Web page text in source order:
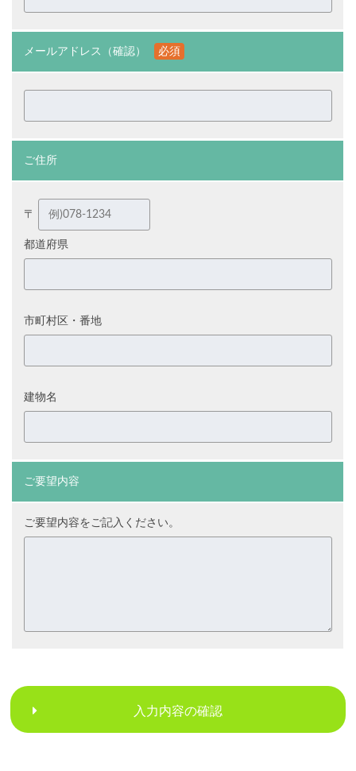
メールアドレス（確認） 必須
ご住所
〒
都道府県
市町村区・番地
建物名
ご要望内容
ご要望内容をご記入ください。
入力内容の確認